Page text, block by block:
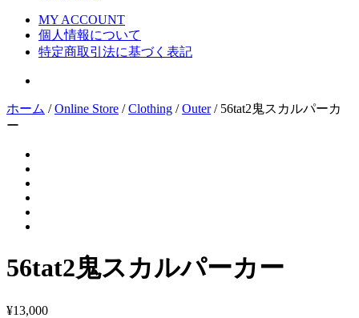
MY ACCOUNT
個人情報について
特定商取引法に基づく表記
ホーム /Online Store /Clothing /Outer/ 56tat2鬼スカルパーカ
ー
56tat2鬼スカルパーカー
¥13,000